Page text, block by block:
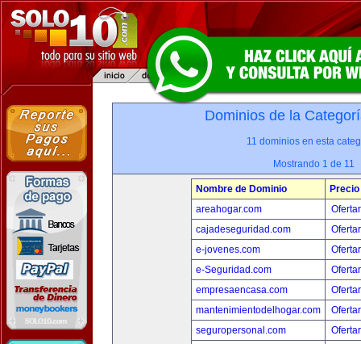
Dominios de la
11 dominios en esta
Mostrando 1 de 11
Nombre de Dominio
Precio
areahogar.com
cajadeseguridad.com
e-jovenes.com
e-Seguridad.com
empresaencasa.com
mantenimientodelhogar.com
seguropersonal.com